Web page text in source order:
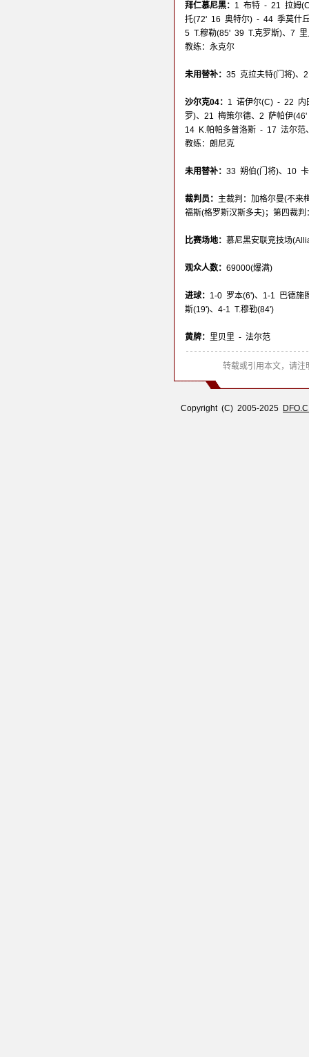
拜仁慕尼黑： 1 布特 - 21 拉姆
托(72' 16 奥特尔) - 44 季莫什
5 T.穆勒(85' 39 T.克罗斯)、7
教练：永克尔
未用替补： 35 克拉夫特(门将)、
沙尔克04： 1 诺伊尔(C) - 22 内
罗)、21 梅策尔德、2 萨帕伊
14 K.帕帕多普洛斯 - 17 法尔
教练：朗尼克
未用替补： 33 朔伯(门将)、10
裁判员： 主裁判：加格尔曼(不来
福斯(格罗斯汉斯多夫)；第四裁
比赛场地： 慕尼黑安联竞技场
观众人数： 69000(爆满)
进球： 1-0 罗本(6')、1-1 巴德施
斯(19')、4-1 T.穆勒(84')
黄牌： 里贝里 - 法尔范
转载或引用本文，请注
Copyright (C) 2005-2025